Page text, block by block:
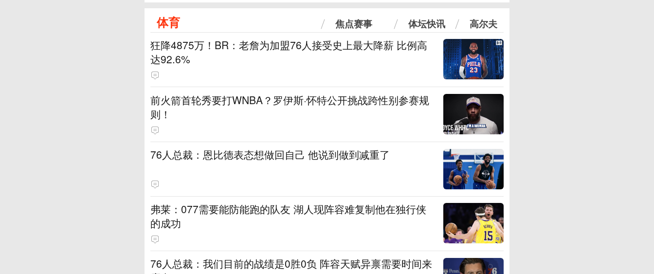
体育 焦点赛事 体坛快讯 高尔夫
狂降4875万！BR：老詹为加盟76人接受史上最大降薪 比例高
达92.6%
前火箭首轮秀要打WNBA？罗伊斯·怀特公开挑战跨性别参赛规
则！
76人总裁：恩比德表态想做回自己 他说到做到减重了
弗莱：077需要能防能跑的队友 湖人现阵容难复制他在独行侠
的成功
76人总裁：我们目前的战绩是0胜0负 阵容天赋异禀需要时间来